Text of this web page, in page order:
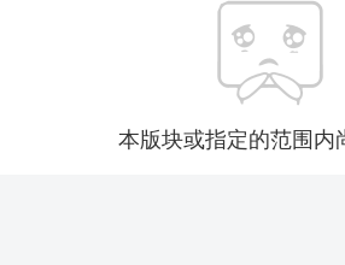
本版块或指定的范围内